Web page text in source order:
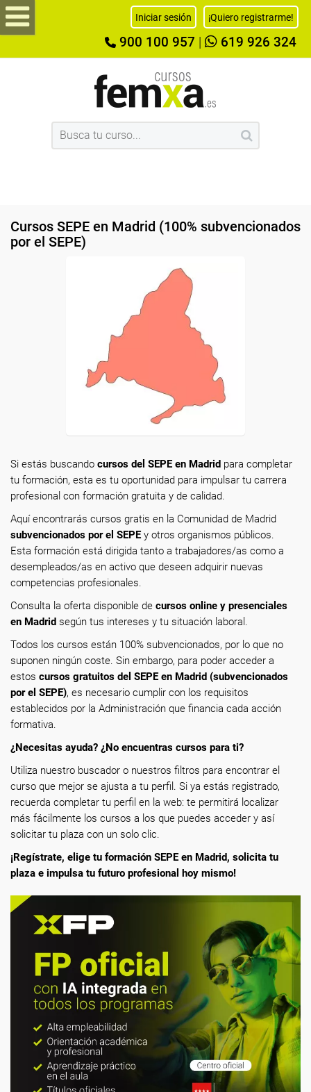
Iniciar sesión ¡Quiero registrarme!
900 100 957 619 926 324
Cursos SEPE en Madrid (100% subvencionados
por el SEPE)
Si estás buscando cursos del SEPE en Madrid para completar
tu formación, esta es tu oportunidad para impulsar tu carrera
profesional con formación gratuita y de calidad.
Aquí encontrarás cursos gratis en la Comunidad de Madrid
subvencionados por el SEPEy otros organismos públicos.
Esta formación está dirigida tanto a trabajadores/as como a
desempleados/as en activo que deseen adquirir nuevas
competencias profesionales.
Consulta la oferta disponible de cursos online y presenciales
en Madrid según tus intereses y tu situación laboral.
Todos los cursos están 100% subvencionados, por lo que no
suponen ningún coste. Sin embargo, para poder acceder a
estos cursos gratuitos del SEPE en Madrid (subvencionados
por el SEPE), es necesario cumplir con los requisitos
establecidos por la Administración que financia cada acción
formativa.
¿Necesitas ayuda? ¿No encuentras cursos para ti?
Utiliza nuestro buscador o nuestros filtros para encontrar el
curso que mejor se ajusta a tu perfil. Si ya estás registrado,
recuerda completar tu perfil en la web: te permitirá localizar
más fácilmente los cursos a los que puedes acceder y así
solicitar tu plaza con un solo clic.
¡Regístrate, elige tu formación SEPE en Madrid, solicita tu
plaza e impulsa tu futuro profesional hoy mismo!